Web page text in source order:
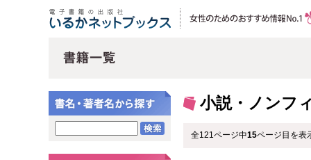
小説・ノンフ
全121ページ中15ページ目を表